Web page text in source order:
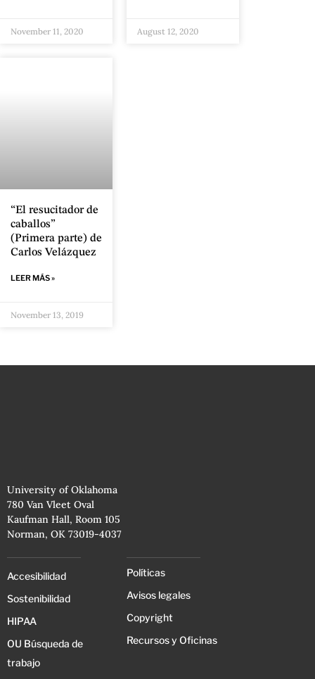
November 11, 2020 August 12, 2020
“El resucitador de
caballos”
(Primera parte) de
Carlos Velázquez
LEER MÁS »
November 13, 2019
University of Oklahoma
780 Van Vleet Oval
Kaufman Hall, Room 105
Norman, OK 73019-4037
Accesibilidad
Sostenibilidad
HIPAA
OU Búsqueda de
trabajo
Políticas
Avisos legales
Copyright
Recursos y Oficinas